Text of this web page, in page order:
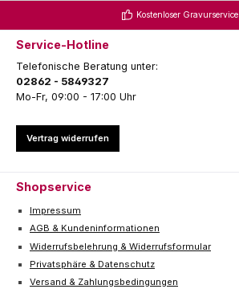
Kostenloser Gravurservice
Service-Hotline
Telefonische Beratung unter:
02862 - 5849327
Mo-Fr, 09:00 - 17:00 Uhr
Vertrag widerrufen
Shopservice
Impressum
AGB & Kundeninformationen
Widerrufsbelehrung & Widerrufsformular
Privatsphäre & Datenschutz
Versand & Zahlungsbedingungen